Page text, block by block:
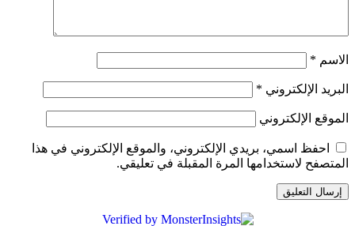
الاسم *
البريد الإلكتروني *
الموقع الإلكتروني
احفظ اسمي، بريدي الإلكتروني، والموقع الإلكتروني في هذا
المتصفح لاستخدامها المرة المقبلة في تعليقي.